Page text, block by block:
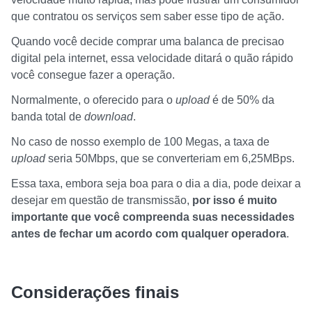
que contratou os serviços sem saber esse tipo de ação.
Quando você decide comprar uma balanca de precisao
digital pela internet, essa velocidade ditará o quão rápido
você consegue fazer a operação.
Normalmente, o oferecido para o uploadé de 50% da
banda total de download.
No caso de nosso exemplo de 100 Megas, a taxa de
uploadseria 50Mbps, que se converteriam em 6,25MBps.
Essa taxa, embora seja boa para o dia a dia, pode deixar a
desejar em questão de transmissão, por isso é muito
importante que você compreenda suas necessidades
antes de fechar um acordo com qualquer operadora.
Considerações finais